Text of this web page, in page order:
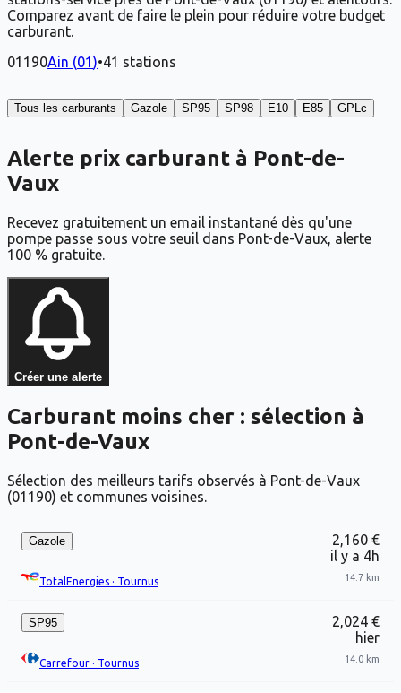
Comparez avant de faire le plein pour réduire votre budget
carburant.
01190Ain (01)•41 stations
Tous les carburants Gazole SP95 SP98 E10 E85 GPLc
Alerte prix carburant à Pont-de-
Vaux
Recevez gratuitement un email instantané dès qu'une
pompe passe sous votre seuil dans Pont-de-Vaux, alerte
100 % gratuite.
Créer une alerte
Carburant moins cher : sélection à
Pont-de-Vaux
Sélection des meilleurs tarifs observés à Pont-de-Vaux
(01190) et communes voisines.
Gazole
2,160 €
il y a 4h
TotalEnergies · Tournus 14.7 km
SP95
2,024 €
hier
Carrefour · Tournus 14.0 km